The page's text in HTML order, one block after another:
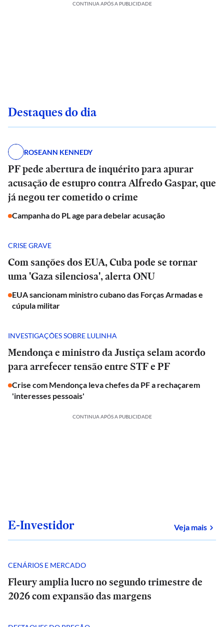
CONTINUA APÓS A PUBLICIDADE
Destaques do dia
ROSEANN KENNEDY
PF pede abertura de inquérito para apurar
acusação de estupro contra Alfredo Gaspar, que
já negou ter cometido o crime
Campanha do PL age para debelar acusação
CRISE GRAVE
Com sanções dos EUA, Cuba pode se tornar
uma 'Gaza silenciosa', alerta ONU
EUA sancionam ministro cubano das Forças Armadas e
cúpula militar
INVESTIGAÇÕES SOBRE LULINHA
Mendonça e ministro da Justiça selam acordo
para arrefecer tensão entre STF e PF
Crise com Mendonça leva chefes da PF a rechaçarem
'interesses pessoais'
CONTINUA APÓS A PUBLICIDADE
E-Investidor Veja mais
CENÁRIOS E MERCADO
Fleury amplia lucro no segundo trimestre de
2026 com expansão das margens